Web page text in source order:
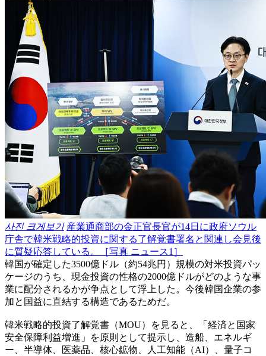
사진 크게보기 産業通商部の金正官長官が14日に政府ソウル
庁舎で韓米戦略的投資に関する了解覚書署名と関連し会見後
に質疑応答している。［写真 ニュース1］
韓国が確定した3500億ドル（約54兆円）規模の対米投資パッ
ケージのうち、現金投資の性格の2000億ドルがどのような事
業に配分されるかが争点として浮上した。今後韓国企業の参
加と国益に直結する構造であるためだ。
韓米戦略的投資了解覚書（MOU）を見ると、「経済と国家
安全保障利益増進」を原則として提示し、造船、エネルギ
ー、半導体、医薬品、核心鉱物、人工知能（AI）、量子コ